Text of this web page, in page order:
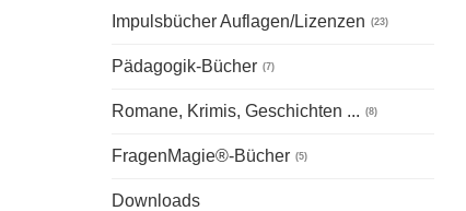
Impulsbücher Auflagen/Lizenzen (23)
Pädagogik-Bücher (7)
Romane, Krimis, Geschichten ... (8)
FragenMagie®-Bücher (5)
Downloads